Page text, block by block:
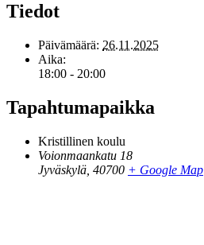
Tiedot
Päivämäärä: 26.11.2025
Aika:
18:00 - 20:00
Tapahtumapaikka
Kristillinen koulu
Voionmaankatu 18
Jyväskylä 40700 + Google Map